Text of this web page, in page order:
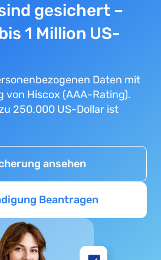
gesichert –
1 Million US-
Daten mit
von Hiscox (AAA-Rating).
250.000 US-Dollar ist
ansehen
Beantragen